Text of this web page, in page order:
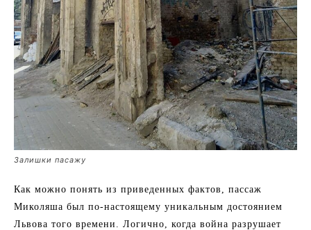
Залишки пасажу
Как можно понять из приведенных фактов, пассаж
Миколяша был по-настоящему уникальным достоянием
Львова того времени. Логично, когда война разрушает